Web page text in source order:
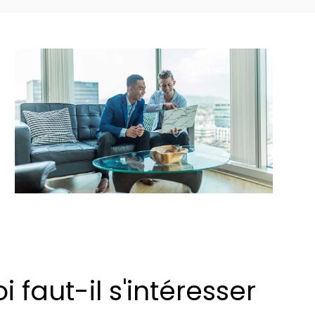
faut-il s'intéresser